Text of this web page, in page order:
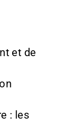
et de
: les